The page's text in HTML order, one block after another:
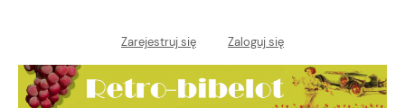
Zarejestruj się Zaloguj się